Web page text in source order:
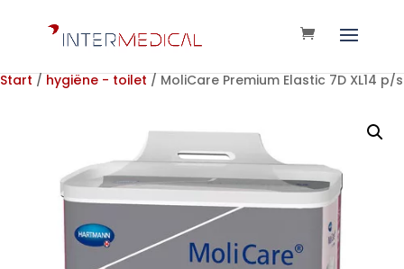
Start / hygiëne - toilet / MoliCare Premium Elastic 7D XL14 p/s